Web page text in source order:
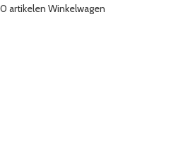
0 artikelen Winkelwagen